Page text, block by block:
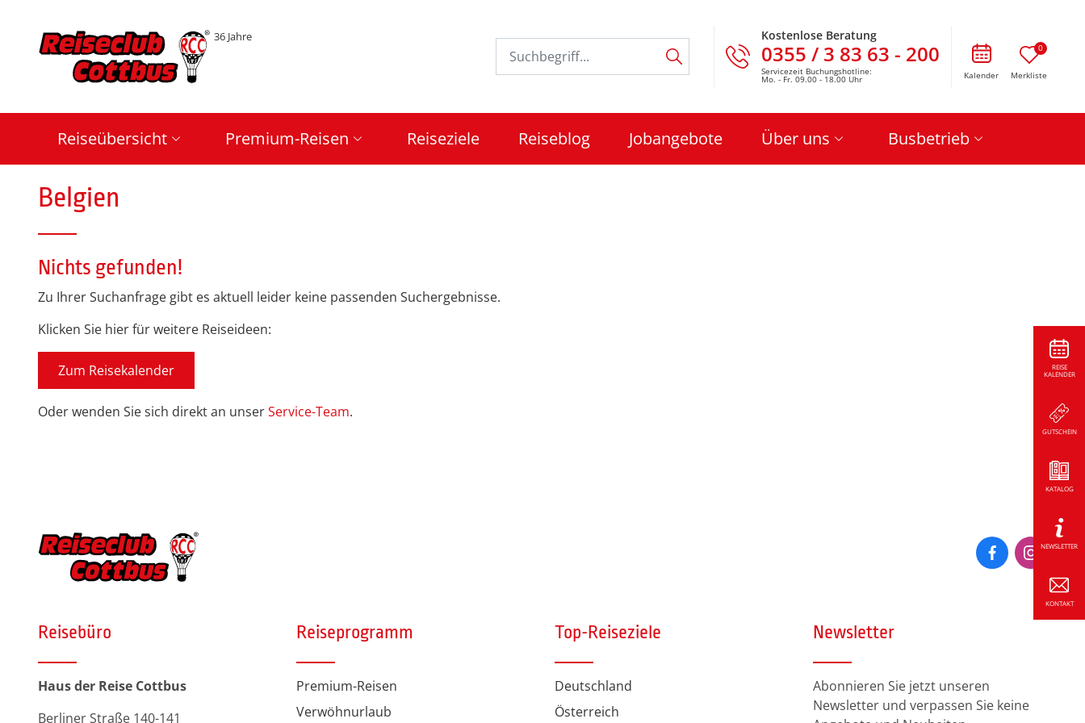
36 Jahre Kostenlose Beratung
0355 / 3 83 63 - 200
Servicezeit Buchungshotline:
Mo. - Fr. 09.00 - 18.00 Uhr Kalender
0
Merkliste
Reiseübersicht Premium-Reisen Reiseziele Reiseblog Jobangebote Über uns Busbetrieb
Belgien
Nichts gefunden!
Zu Ihrer Suchanfrage gibt es aktuell leider keine passenden Suchergebnisse.
Klicken Sie hier für weitere Reiseideen:
Zum Reisekalender
Oder wenden Sie sich direkt an unserService-Team.
REISE
KALENDER
GUTSCHEIN
KATALOG
NEWSLETTER
KONTAKT
Reisebüro
Haus der Reise Cottbus
Berliner Straße 140-141
Reiseprogramm
Premium-Reisen
Verwöhnurlaub
Top-Reiseziele
Deutschland
Österreich
Newsletter
Abonnieren Sie jetzt unseren
Newsletter und verpassen Sie keine